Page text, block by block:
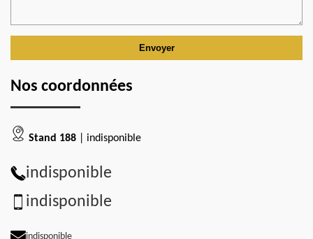
Nos coordonnées
Stand 188 | indisponible
indisponible
indisponible
indisponible